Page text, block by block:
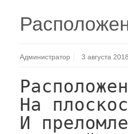
Администратор 3 августа 2018
На
И